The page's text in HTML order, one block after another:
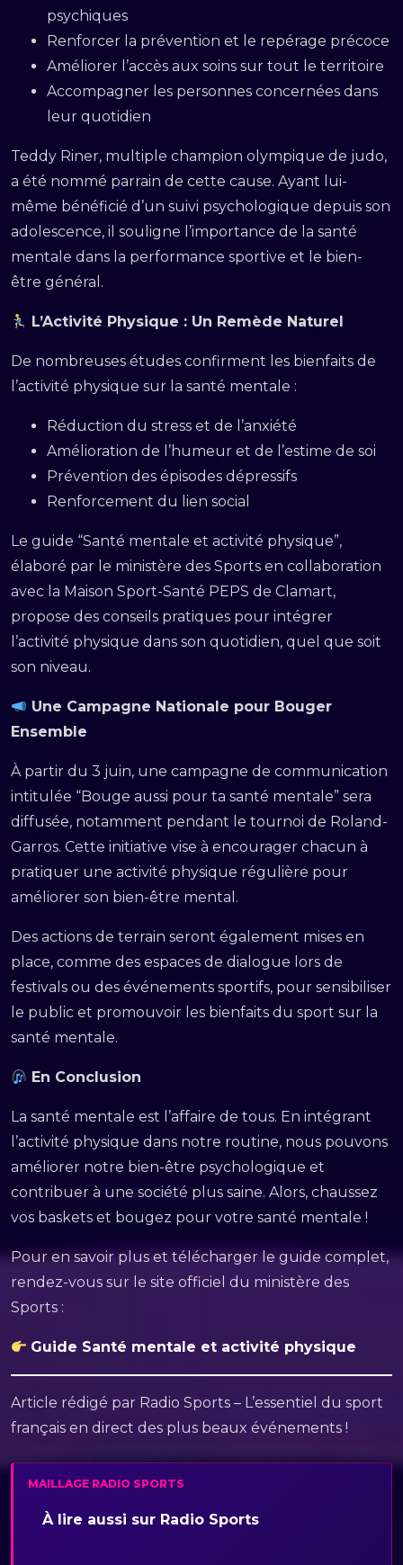
psychiques
Renforcer la prévention et le repérage précoce
Améliorer l’accès aux soins sur tout le territoire
Accompagner les personnes concernées dans
leur quotidien
Teddy Riner, multiple champion olympique de judo,
a été nommé parrain de cette cause. Ayant lui-
même bénéficié d’un suivi psychologique depuis son
adolescence, il souligne l’importance de la santé
mentale dans la performance sportive et le bien-
être général.
L’Activité Physique : Un Remède Naturel
De nombreuses études confirment les bienfaits de
l’activité physique sur la santé mentale :
Réduction du stress et de l’anxiété
Amélioration de l’humeur et de l’estime de soi
Prévention des épisodes dépressifs
Renforcement du lien social
Le guide “Santé mentale et activité physique”,
élaboré par le ministère des Sports en collaboration
avec la Maison Sport-Santé PEPS de Clamart,
propose des conseils pratiques pour intégrer
l’activité physique dans son quotidien, quel que soit
son niveau.
Une Campagne Nationale pour Bouger
Ensemble
À partir du 3 juin, une campagne de communication
intitulée “Bouge aussi pour ta santé mentale” sera
diffusée, notamment pendant le tournoi de Roland-
Garros. Cette initiative vise à encourager chacun à
pratiquer une activité physique régulière pour
améliorer son bien-être mental.
Des actions de terrain seront également mises en
place, comme des espaces de dialogue lors de
festivals ou des événements sportifs, pour sensibiliser
le public et promouvoir les bienfaits du sport sur la
santé mentale.
En Conclusion
La santé mentale est l’affaire de tous. En intégrant
l’activité physique dans notre routine, nous pouvons
améliorer notre bien-être psychologique et
contribuer à une société plus saine. Alors, chaussez
vos baskets et bougez pour votre santé mentale !
Pour en savoir plus et télécharger le guide complet,
rendez-vous sur le site officiel du ministère des
Sports :
Guide Santé mentale et activité physique
Article rédigé par Radio Sports – L’essentiel du sport
français en direct des plus beaux événements !
MAILLAGE RADIO SPORTS
À lire aussi sur Radio Sports